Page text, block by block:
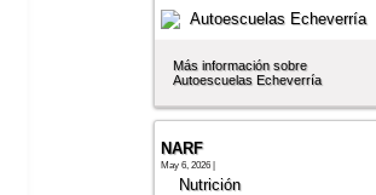
Más información sobre
Autoescuelas Echeverría
NARF
May 6, 2026 |
Nutrición